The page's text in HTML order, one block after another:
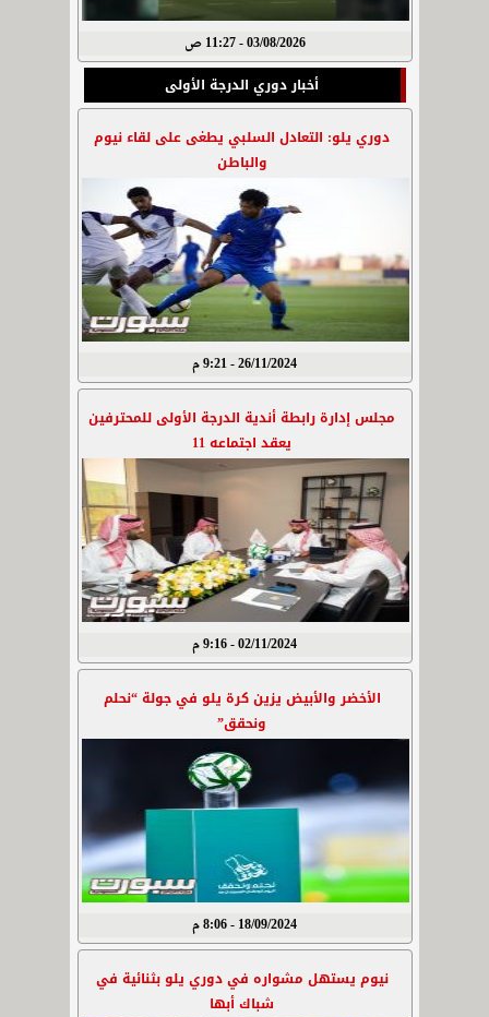
03/08/2026 - 11:27 ص
أخبار دوري الدرجة الأولى
دوري يلو: التعادل السلبي يطغى على لقاء نيوم
والباطن
26/11/2024 - 9:21 م
مجلس إدارة رابطة أندية الدرجة الأولى للمحترفين
يعقد اجتماعه 11
02/11/2024 - 9:16 م
الأخضر والأبيض يزين كرة يلو في جولة “نحلم
ونحقق”
18/09/2024 - 8:06 م
نيوم يستهل مشواره في دوري يلو بثنائية في
شباك أبها